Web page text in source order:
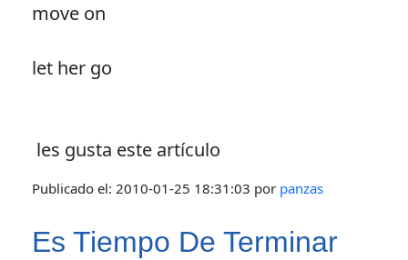
move on
let her go
les gusta este artículo
Publicado el: 2010-01-25 18:31:03 por panzas
Es Tiempo De Terminar